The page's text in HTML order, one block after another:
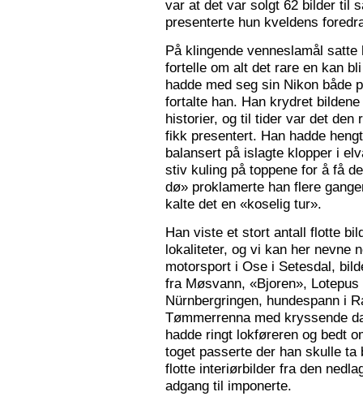
var at det var solgt 62 bilder til
presenterte hun kveldens
På klingende venneslamål
fortelle om alt det rare en kan
hadde med seg sin Nikon både
fortalte han. Han krydret
historier, og til tider var det den
fikk presentert. Han hadde
balansert på islagte klopper i
stiv kuling på toppene for å få
dø» proklamerte han flere
kalte det en «koselig tur».
Han viste et stort antall flotte
lokaliteter, og vi kan her nevne
motorsport i Ose i Setesdal,
fra Møsvann, «Bjoren»,
Nürnbergringen, hundespann i
Tømmerrenna med kryssende
hadde ringt lokføreren og bedt
toget passerte der han skulle
flotte interiørbilder fra den
adgang til imponerte.